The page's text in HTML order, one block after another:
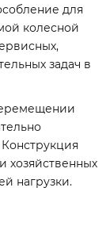
для
колесной
задач в
хозяйственных
нагрузки.